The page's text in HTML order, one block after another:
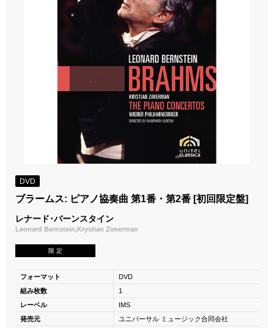
DVD
ブラームス: ピアノ協奏曲 第1番・第2番 [初回限定盤]
レナード･バーンスタイン
Leonard Bernstein,Krystian Zimerman
限 定
フォーマット
DVD
組み枚数
1
レーベル
IMS
発売元
ユニバーサル ミュージック合同会社